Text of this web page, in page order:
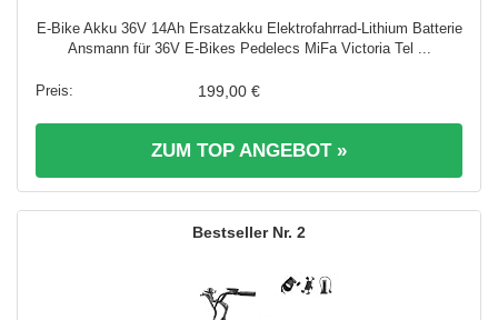
E-Bike Akku 36V 14Ah Ersatzakku Elektrofahrrad-Lithium Batterie
Ansmann für 36V E-Bikes Pedelecs MiFa Victoria Tel ...
199,00 €
ZUM TOP ANGEBOT »
2